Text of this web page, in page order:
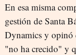
En esa misma
gestión de Santa
Dynamics y opinó
"no ha crecido" y